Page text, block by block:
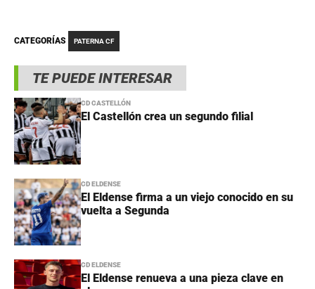
TE PUEDE INTERESAR
CD CASTELLÓN
El Castellón crea un segundo filial
CD ELDENSE
El Eldense firma a un viejo conocido en su
vuelta a Segunda
CD ELDENSE
El Eldense renueva a una pieza clave en
CATEGORÍAS PATERNA CF